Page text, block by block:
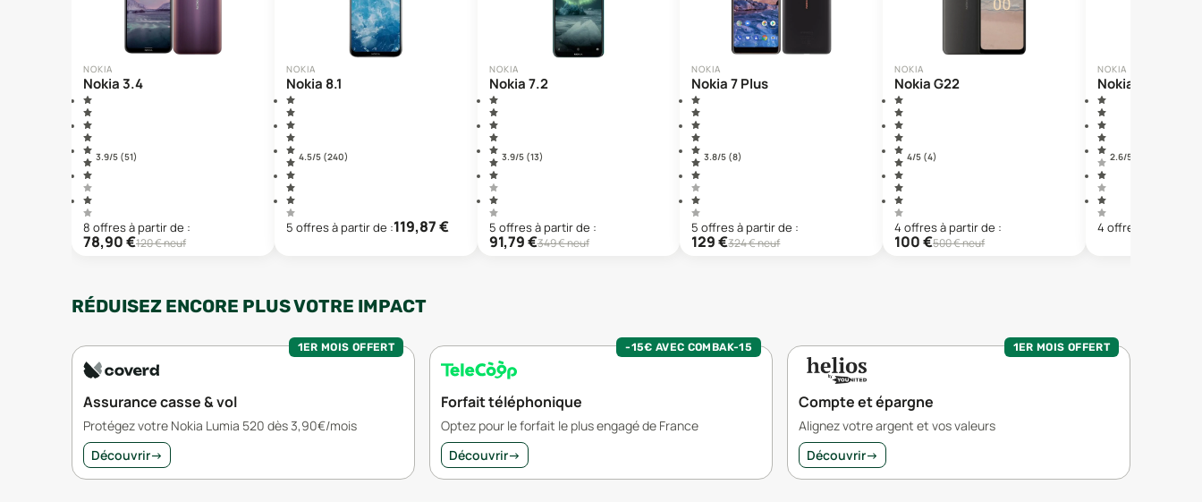
NOKIA
Nokia 3.4
3.9/5 (51)
8 offresà partir de :
78,90€120€ neuf
NOKIA
Nokia 8.1
4.5/5 (240)
5 offresà partir de :119,87€
NOKIA
Nokia 7.2
3.9/5 (13)
5 offresà partir de :
91,79€349€ neuf
NOKIA
Nokia 7 Plus
3.8/5 (8)
5 offresà partir de :
129€324€ neuf
NOKIA
Nokia G22
4/5 (4)
4 offresà partir de :
100€500€ neuf
NOKIA
Nokia 7230
2.6/5 (
4 offre
RÉDUISEZ ENCORE PLUS VOTRE IMPACT
1ER MOIS OFFERT
Assurance casse & vol
Protégez votre Nokia Lumia 520 dès 3,90€/mois
Découvrir→
-15€ AVEC COMBAK-15
Forfait téléphonique
Optez pour le forfait le plus engagé de France
Découvrir→
1ER MOIS OFFERT
Compte et épargne
Alignez votre argent et vos valeurs
Découvrir→